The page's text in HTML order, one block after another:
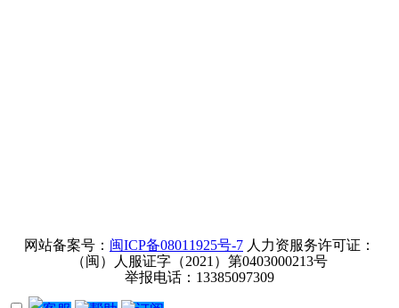
网站备案号： 闽ICP备08011925号-7 人力资服务许可证：
（闽）人服证字（2021）第0403000213号
举报电话：13385097309